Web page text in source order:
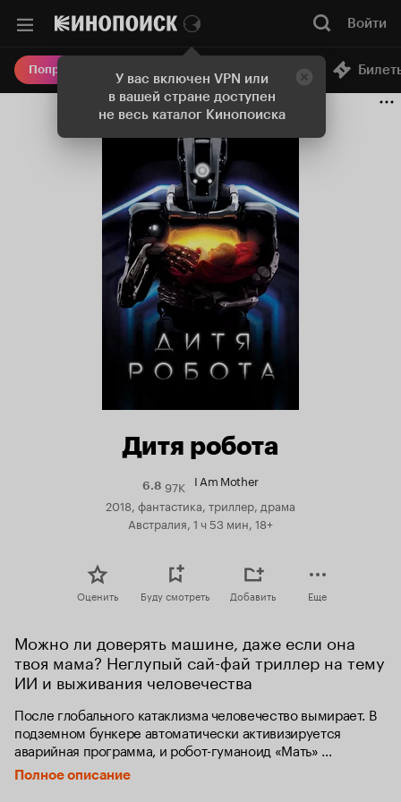
У вас включен VPN или
в вашей стране доступен
не весь каталог Кинопоиска
Войти
Попробовать Плюс Онлайн-кинотеатр
Дитя робота
6.8Рейтинг
97K I Am Mother
2018, фантастика, триллер, драма
Австралия, 1 ч 53 мин, 18+
Оценить Буду смотреть Добавить Еще
Можно ли доверять машине, даже если она
твоя мама? Неглупый сай-фай триллер на тему
ИИ и выживания человечества
После глобального катаклизма человечество вымирает. В
подземном бункере автоматически активизируется
аварийная программа, и робот-гуманоид «Мать»
выращивает из эмбриона человеческого ребенка.
Девушка, воспитанная под бережным присмотром
Полное описание